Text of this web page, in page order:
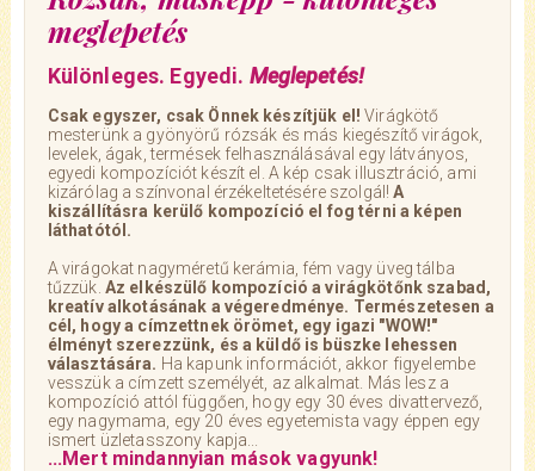
meglepetés
Különleges. Egyedi. Meglepetés!
Csak egyszer, csak Önnek készítjük el! Virágkötő
mesterünk a gyönyörű rózsák és más kiegészítő virágok,
levelek, ágak, termések felhasználásával egy látványos,
egyedi kompozíciót készít el. A kép csak illusztráció, ami
kizárólag a színvonal érzékeltetésére szolgál!A
kiszállításra kerülő kompozíció el fog térni a képen
láthatótól.
A virágokat nagyméretű kerámia, fém vagy üveg tálba
tűzzük. Az elkészülő kompozíció a virágkötőnk szabad,
kreatív alkotásának a végeredménye. Természetesen a
cél, hogy a címzettnek örömet, egy igazi "WOW!"
élményt szerezzünk, és a küldő is büszke lehessen
választására. Ha kapunk információt, akkor figyelembe
vesszük a címzett személyét, az alkalmat. Más lesz a
kompozíció attól függően, hogy egy 30 éves divattervező,
egy nagymama, egy 20 éves egyetemista vagy éppen egy
ismert üzletasszony kapja...
...Mert mindannyian mások vagyunk!